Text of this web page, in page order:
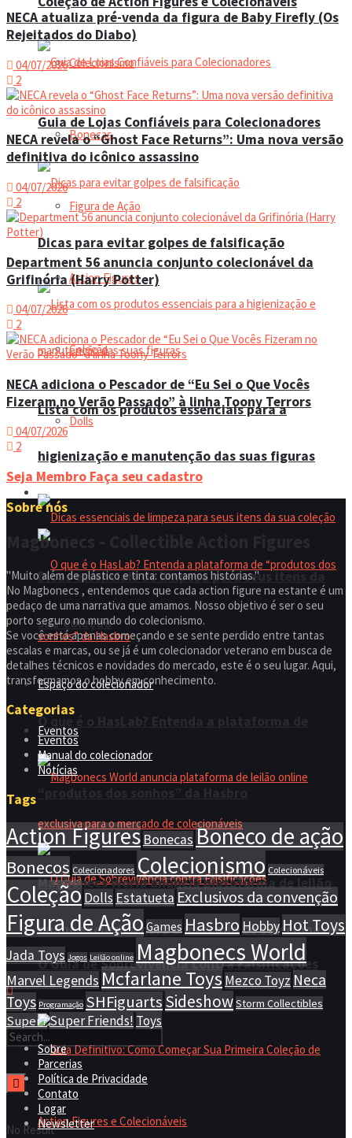
Colecionismo
Bonecas
Figura de Ação
Action Figures
Coleção
Dolls
Manual do colecionador
O que é o HasLab? Entenda a plataforma de
O Guia de Sobrevivência contra Falsificações
Guia de Lojas Confiáveis para Colecionadores
Dicas para evitar golpes de falsificação
Lista com os produtos essenciais para a
higienização e manutenção das suas figuras
Dicas essenciais de limpeza para seus itens da
sua coleção
Espaço do colecionador
Eventos
Magbonecs World anuncia plataforma de leilão
online exclusiva para o mercado de colecionáveis
No Result
NECA atualiza pré-venda da figura de Baby Firefly (Os
Rejeitados do Diabo)
04/07/2026
2
NECA revela o “Ghost Face Returns”: Uma nova versão
definitiva do icônico assassino
04/07/2026
2
Department 56 anuncia conjunto colecionável da
Grifinória (Harry Potter)
04/07/2026
2
NECA adiciona o Pescador de “Eu Sei o Que Vocês
Fizeram no Verão Passado” à linha Toony Terrors
04/07/2026
2
Seja Membro Faça seu cadastro
Sobre nós
Magbonecs - Collectible Action Figures
"Muito além de plástico e tinta: contamos histórias."
No Magbonecs , entendemos que cada action figure na estante é um
pedaço de uma narrativa que amamos. Nosso objetivo é ser o seu
porto seguro no mundo do colecionismo.
Se você está apenas começando e se sente perdido entre tantas
escalas e marcas, ou se já é um colecionador veterano em busca de
detalhes técnicos e novidades do mercado, este é o seu lugar. Aqui,
transformamos o hobby em conhecimento.
Categorias
Eventos
Manual do colecionador
Notícias
Tags
Action Figures BonecasBoneco de ação
Bonecos Colecionadores Colecionismo Colecionáveis
Coleção Dolls Estatueta Exclusivos da convenção
Figura de Ação Games Hasbro Hobby Hot Toys
Jada Toys Jogos Leilão online Magbonecs World
Marvel Legends Mcfarlane Toys Mezco Toyz Neca
Toys Programação SHFiguartsSideshowStorm Collectibles
Super7Super Friends! Toys
Sobre
Parcerias
Política de Privacidade
Contato
Logar
Newsletter